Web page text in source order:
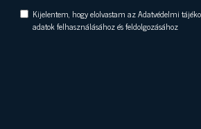
Kijelentem, hogy elolvastam az Adatvédelmi
adatok felhasználásához és feldolgozásához